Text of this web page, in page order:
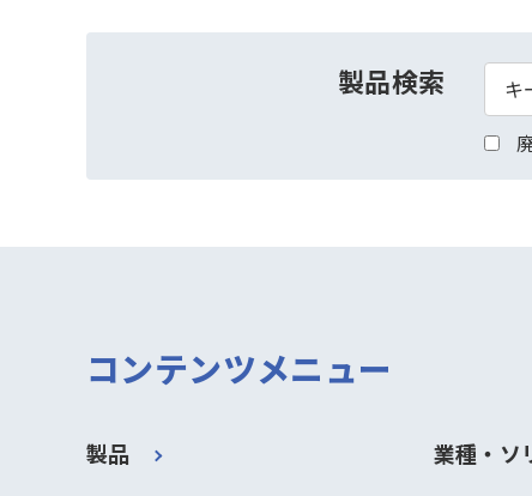
製品検索
コンテンツメニュー
製品 業種・ソ